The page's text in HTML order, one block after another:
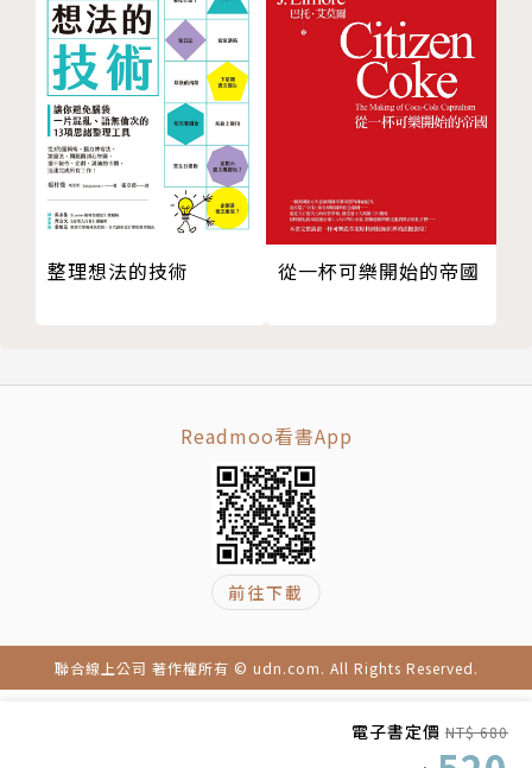
電子書定價 NT$ 680
整理想法的技術 從一杯可樂開始的帝國
Readmoo看書App
前往下載
聯合線上公司 著作權所有 © udn.com. All Rights Reserved.